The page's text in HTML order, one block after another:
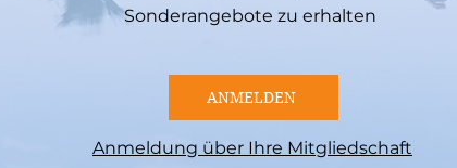
Sonderangebote zu erhalten
ANMELDEN
Anmeldung über Ihre Mitgliedschaft